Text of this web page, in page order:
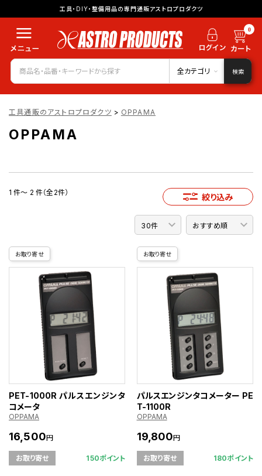
工具・DIY・整備用品の専門通販アストロプロダクツ
0
全カテゴリ 検索
工具通販のアストロプロダクツ > OPPAMA
OPPAMA
1 件～ 2 件（全2件） 絞り込み
お取り寄せ
PET-1000R パルスエンジンタ
コメータ
OPPAMA
16,500円
お取り寄せ 150ポイント
お取り寄せ
パルスエンジンタコメーター PE
T-1100R
OPPAMA
19,800円
お取り寄せ 180ポイント